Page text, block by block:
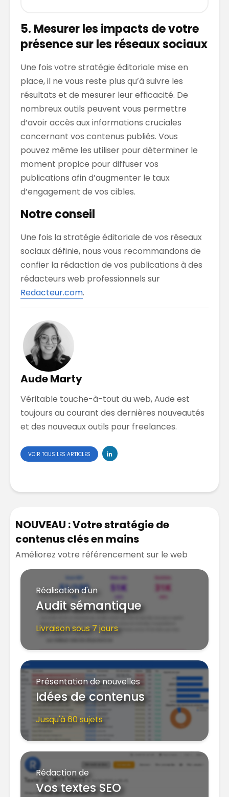
5. Mesurer les impacts de votre
présence sur les réseaux sociaux
Une fois votre stratégie éditoriale mise en
place, il ne vous reste plus qu’à suivre les
résultats et de mesurer leur efficacité. De
nombreux outils peuvent vous permettre
d’avoir accès aux informations cruciales
concernant vos contenus publiés. Vous
pouvez même les utiliser pour déterminer le
moment propice pour diffuser vos
publications afin d’augmenter le taux
d’engagement de vos cibles.
Notre conseil
Une fois la stratégie éditoriale de vos réseaux
sociaux définie, nous vous recommandons de
confier la rédaction de vos publications à des
rédacteurs web professionnels sur
Redacteur.com.
Aude Marty
Véritable touche-à-tout du web, Aude est
toujours au courant des dernières nouveautés
et des nouveaux outils pour freelances.
VOIR TOUS LES ARTICLES
NOUVEAU : Votre stratégie de
contenus clés en mains
Améliorez votre référencement sur le web
Réalisation d'un
Audit sémantique
Livraison sous 7 jours
Présentation de nouvelles
Idées de contenus
Jusqu'à 60 sujets
Rédaction de
Vos textes SEO